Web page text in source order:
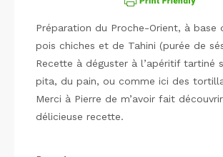
Préparation du Proche-Orient, à base
pois chiches et de Tahini (purée de
Recette à déguster à l’apéritif tartiné
pita, du pain, ou comme ici des
Merci à Pierre de m’avoir fait
délicieuse recette.